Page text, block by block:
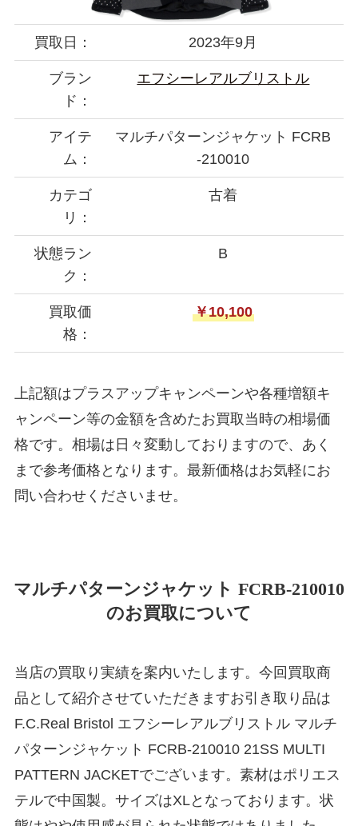
買取日： 2023年9月
ブラン
ド：
エフシーレアルブリストル
アイテ
ム：
マルチパターンジャケット FCRB
-210010
カテゴ
リ：
古着
状態ラン
ク：
B
買取価
格：
￥10,100
上記額はプラスアップキャンペーンや各種増額キ
ャンペーン等の金額を含めたお買取当時の相場価
格です。相場は日々変動しておりますので、あく
まで参考価格となります。最新価格はお気軽にお
問い合わせくださいませ。
マルチパターンジャケット FCRB-210010
のお買取について
当店の買取り実績を案内いたします。今回買取商
品として紹介させていただきますお引き取り品は
F.C.Real Bristol エフシーレアルブリストル マルチ
パターンジャケット FCRB-210010 21SS MULTI
PATTERN JACKETでございます。素材はポリエス
テルで中国製。サイズはXLとなっております。状